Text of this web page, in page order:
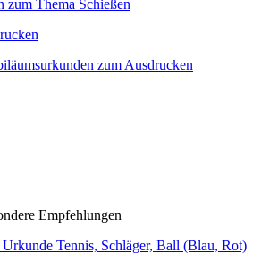
zum Thema Schießen
zum Ausdrucken
Empfehlungen